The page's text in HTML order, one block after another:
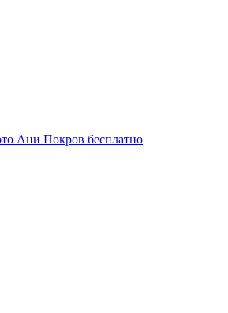
Ани Покров бесплатно